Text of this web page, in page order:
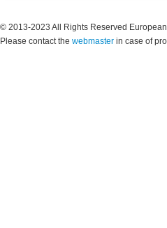
© 2013-2023 All Rights Reserved
Please contact the webmaster in case of